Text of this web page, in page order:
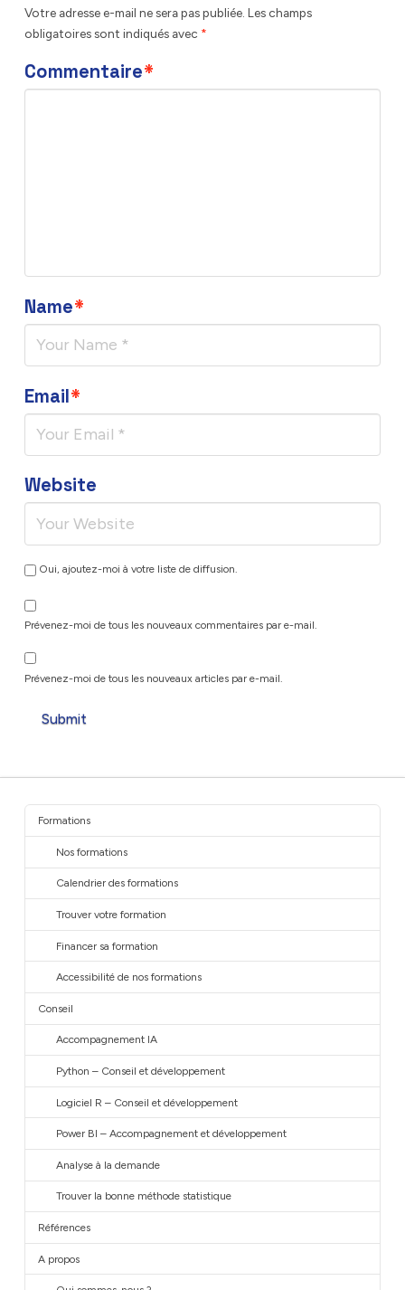
Votre adresse e-mail ne sera pas publiée. Les champs
obligatoires sont indiqués avec *
Commentaire*
Name*
Email*
Website
Oui, ajoutez-moi à votre liste de diffusion.
Prévenez-moi de tous les nouveaux commentaires par e-mail.
Prévenez-moi de tous les nouveaux articles par e-mail.
Formations
Nos formations
Calendrier des formations
Trouver votre formation
Financer sa formation
Accessibilité de nos formations
Conseil
Accompagnement IA
Python – Conseil et développement
Logiciel R – Conseil et développement
Power BI – Accompagnement et développement
Analyse à la demande
Trouver la bonne méthode statistique
Références
A propos